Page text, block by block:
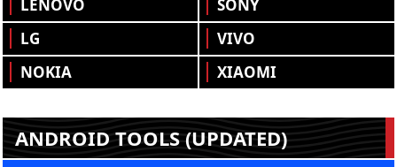
LENOVO
LG
NOKIA
SONY
VIVO
XIAOMI
ANDROID TOOLS (UPDATED)